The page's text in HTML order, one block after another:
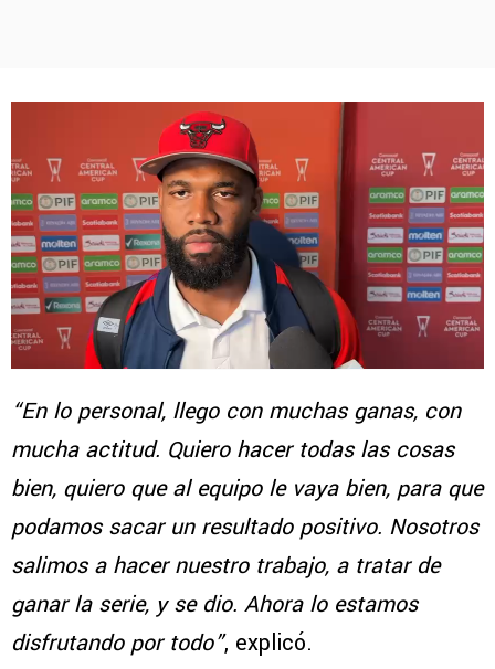
“En lo personal, llego con muchas ganas, con
mucha actitud. Quiero hacer todas las cosas
bien, quiero que al equipo le vaya bien, para que
podamos sacar un resultado positivo. Nosotros
salimos a hacer nuestro trabajo, a tratar de
ganar la serie, y se dio. Ahora lo estamos
disfrutando por todo”, explicó.